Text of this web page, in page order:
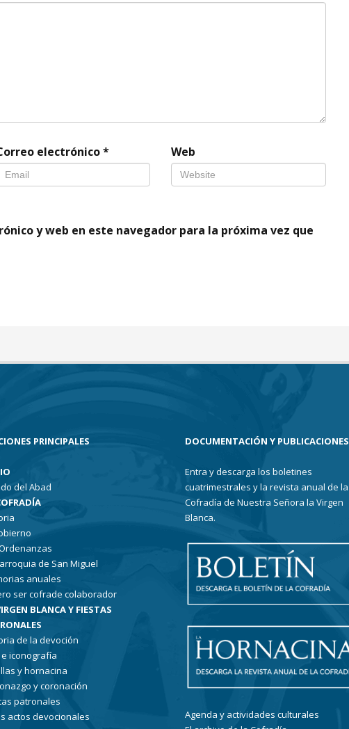
electrónico* Web
y web en este navegador para la próxima vez que
PRINCIPALES
del Abad
de San Miguel
anuales
ser cofrade colaborador
BLANCA Y FIESTAS
de la devoción
iconografía
y hornacina
y coronación
patronales
actos devocionales
DOCUMENTACIÓN Y PUBLICACIONES
Entra y descarga los boletines
cuatrimestrales y la revista anual de la
Cofradía de Nuestra Señora la Virgen
Blanca.
Agenda y actividades culturales